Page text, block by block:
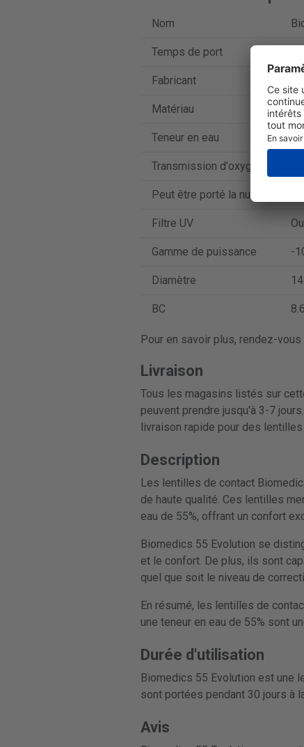
Nom
Temps de port
Fabricant
Matériau
Teneur en eau
Transmission d'oxygène
Peut être porté la nuit
Filtre UV
Gamme de puissance -
Diamètre
BC
Pour en savoir plus, rendez-
Livraison
Tous les magasins listés sur
peuvent prendre jusqu'à 3-7
livraison rapide pour des
Description
Les lentilles de contact
de haute qualité. Ces lentilles
eau de 55%, offrant un confort
Biomedics 55 Evolution se
et le confort. De plus, ils sont
quel que soit le niveau de
En résumé, les lentilles de
une teneur en eau de 55% sont
Durée d'utilisation
Biomedics 55 Evolution est une
sont portées pendant 30 jours à
Avis